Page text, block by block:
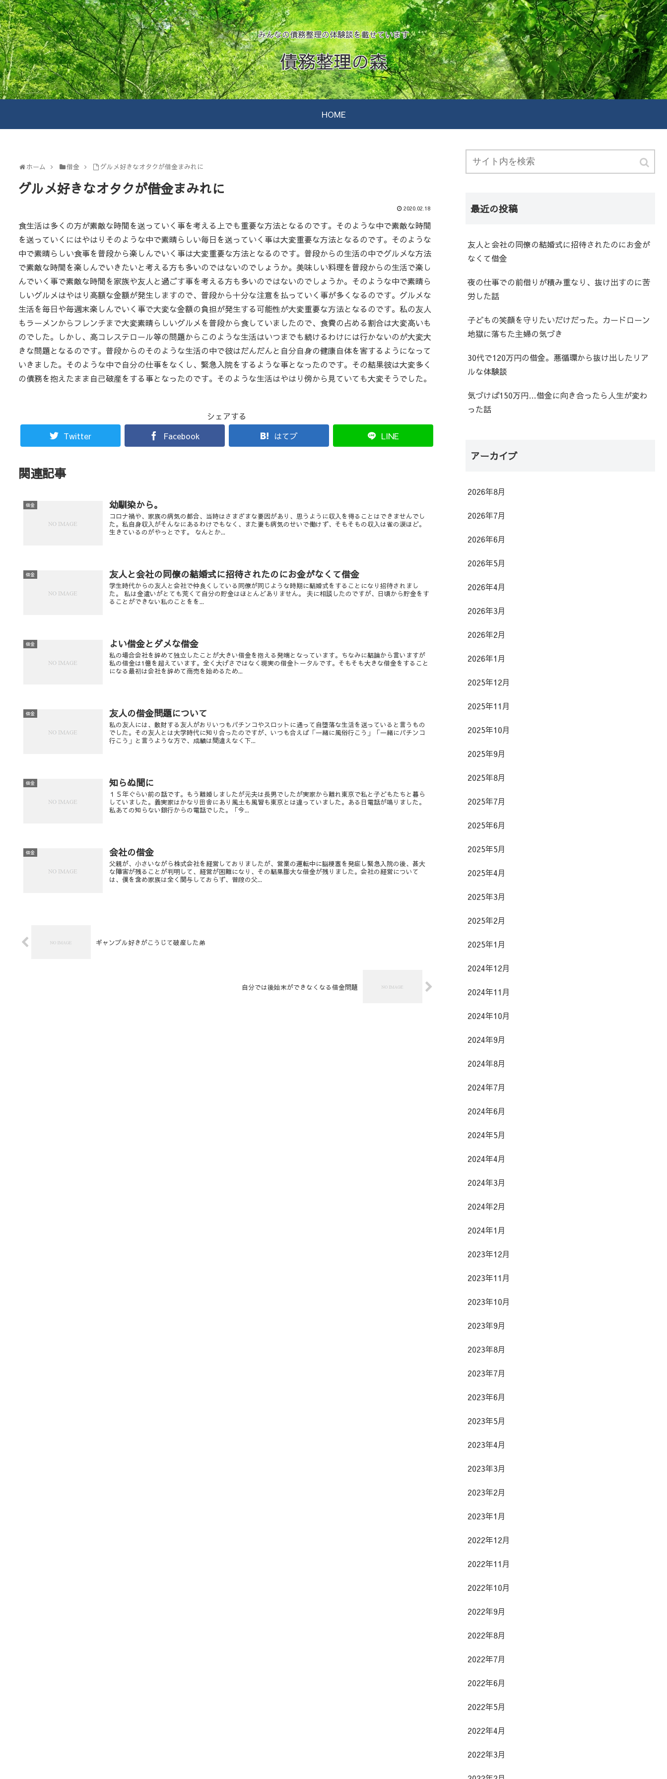
みんなの債務整理の体験談を載せています
債務整理の森
HOME
ホーム 借金 グルメ好きなオタクが借金まみれに
グルメ好きなオタクが借金まみれに
2020.02.18
食生活は多くの方が素敵な時間を送っていく事を考える上でも重要な方法となるのです。そのような中で素敵な時間
を送っていくにはやはりそのような中で素晴らしい毎日を送っていく事は大変重要な方法となるのです。そのような
中で素晴らしい食事を普段から楽しんでいく事は大変重要な方法となるのです。普段からの生活の中でグルメな方法
で素敵な時間を楽しんでいきたいと考える方も多いのではないのでしょうか。美味しい料理を普段からの生活で楽し
んでいく事で素敵な時間を家族や友人と過ごす事を考える方も多いのではないのでしょうか。そのような中で素晴ら
しいグルメはやはり高額な金額が発生しますので、普段から十分な注意を払っていく事が多くなるのです。グルメな
生活を毎日や毎週末楽しんでいく事で大変な金額の負担が発生する可能性が大変重要な方法となるのです。私の友人
もラーメンからフレンチまで大変素晴らしいグルメを普段から食していましたので、食費の占める割合は大変高いも
のでした。しかし、高コレステロール等の問題からこのような生活はいつまでも続けるわけには行かないのが大変大
きな問題となるのです。普段からのそのような生活の中で彼はだんだんと自分自身の健康自体を害するようになって
いきました。そのような中で自分の仕事をなくし、緊急入院をするような事となったのです。その結果彼は大変多く
の債務を抱えたまま自己破産をする事となったのです。そのような生活はやはり傍から見ていても大変そうでした。
シェアする
Twitter
Facebook はてブ LINE
関連記事
借金 幼馴染から。
コロナ禍や、家族の病気の都合、当時はさまざまな要因があり、思うように収入を得ることはできませんでし
た。私自身収入がそんなにあるわけでもなく、また妻も病気のせいで働けず、そもそもの収入は雀の涙ほど。
生きているのがやっとです。 なんとか...
借金 友人と会社の同僚の結婚式に招待されたのにお金がなくて借金
学生時代からの友人と会社で仲良くしている同僚が同じような時期に結婚式をすることになり招待されまし
た。 私は金遣いがとても荒くて自分の貯金はほとんどありません。 夫に相談したのですが、日頃から貯金をす
ることができない私のことをを...
借金 よい借金とダメな借金
私の場合会社を辞めて独立したことが大きい借金を抱える発端となっています。ちなみに結論から言いますが
私の借金は1億を超えています。全く大げさではなく現実の借金トータルです。そもそも大きな借金をすること
になる最初は会社を辞めて商売を始めるため...
借金 友人の借金問題について
私の友人には、散財する友人がおりいつもパチンコやスロットに通って自堕落な生活を送っていると言うもの
でした。その友人とは大学時代に知り合ったのですが、いつも合えば「一緒に風俗行こう」「一緒にパチンコ
行こう」と言うような方で、成績は間違えなく下...
借金 知らぬ間に
１５年ぐらい前の話です。もう離婚しましたが元夫は長男でしたが実家から離れ東京で私と子どもたちと暮ら
していました。義実家はかなり田舎にあり風土も風習も東京とは違っていました。ある日電話が鳴りました。
私あての知らない銀行からの電話でした。「今...
借金 会社の借金
父親が、小さいながら株式会社を経営しておりましたが、営業の運転中に脳梗塞を発症し緊急入院の後、甚大
な障害が残ることが判明して、経営が困難になり、その結果膨大な借金が残りました。会社の経営について
は、僕を含め家族は全く関与しておらず、普段の父...
ギャンブル好きがこうじて破産した弟
自分では後始末ができなくなる借金問題
最近の投稿
友人と会社の同僚の結婚式に招待されたのにお金が
なくて借金
夜の仕事での前借りが積み重なり、抜け出すのに苦
労した話
子どもの笑顔を守りたいだけだった。カードローン
地獄に落ちた主婦の気づき
30代で120万円の借金。悪循環から抜け出したリア
ルな体験談
気づけば150万円…借金に向き合ったら人生が変わ
った話
アーカイブ
2026年8月
2026年7月
2026年6月
2026年5月
2026年4月
2026年3月
2026年2月
2026年1月
2025年12月
2025年11月
2025年10月
2025年9月
2025年8月
2025年7月
2025年6月
2025年5月
2025年4月
2025年3月
2025年2月
2025年1月
2024年12月
2024年11月
2024年10月
2024年9月
2024年8月
2024年7月
2024年6月
2024年5月
2024年4月
2024年3月
2024年2月
2024年1月
2023年12月
2023年11月
2023年10月
2023年9月
2023年8月
2023年7月
2023年6月
2023年5月
2023年4月
2023年3月
2023年2月
2023年1月
2022年12月
2022年11月
2022年10月
2022年9月
2022年8月
2022年7月
2022年6月
2022年5月
2022年4月
2022年3月